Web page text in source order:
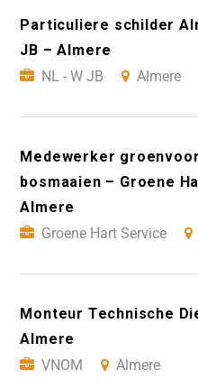
Particuliere schilder
JB – Almere
NL - W JB
Almere
Medewerker
bosmaaien – Groene
Almere
Groene Hart Service
Monteur Technische
Almere
VNOM
Almere